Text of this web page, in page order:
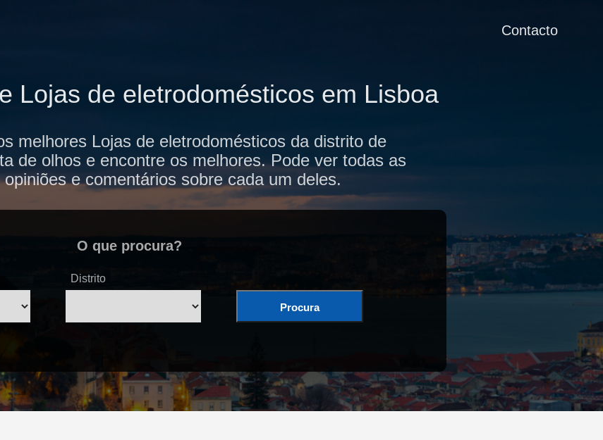
Contacto
Lojas de eletrodomésticos em Lisboa
melhores Lojas de eletrodomésticos da distrito de
de olhos e encontre os melhores. Pode ver todas as
e comentários sobre cada um deles.
O que procura?
Distrito
Procura